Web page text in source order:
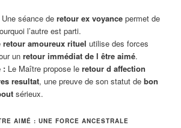
séance de retour ex voyancepermet de
l’autre est parti.
retour amoureux rituel utilise des forces
un retour immédiat de l être aimé.
:Le Maître propose le retour d affection
resultat, une preuve de son statut de bon
sérieux.
AIMÉ : UNE FORCE ANCESTRALE